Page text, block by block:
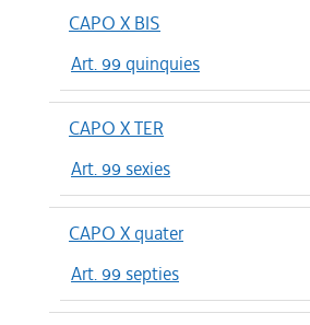
CAPO X BIS
Art. 99 quinquies
CAPO X TER
Art. 99 sexies
CAPO X quater
Art. 99 septies